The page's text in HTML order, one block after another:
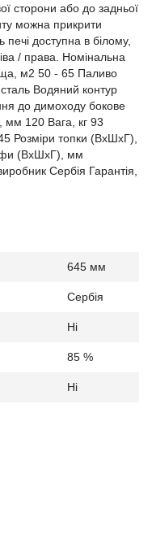
сторони або до задньої
можна прикрити
доступна в білому,
/ права. Номінальна
м2 50 - 65 Паливо
Водяний контур
до димоходу бокове
мм 120 Вага, кг 93
Розміри топки (ВхШхГ),
(ВхШхГ), мм
Сербія Гарантія,
645 мм
Сербія
Ні
85 %
Ні